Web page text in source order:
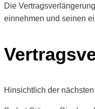
Die
einnehmen und seinen
Hinsichtlich der